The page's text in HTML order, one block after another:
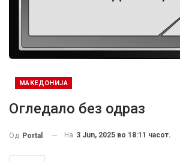
МАКЕДОНИЈА
Огледало без одраз
Од Portal На 3 Jun, 2025 во 18:11 часот.